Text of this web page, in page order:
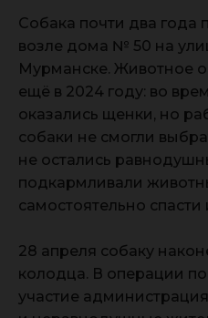
Собака почти два года
возле дома № 50 на
Мурманске. Животное
ещё в 2024 году: во
оказались щенки, но
собаки не смогли
не остались
подкармливали
самостоятельно спасти
28 апреля собаку
колодца. В операции
участие